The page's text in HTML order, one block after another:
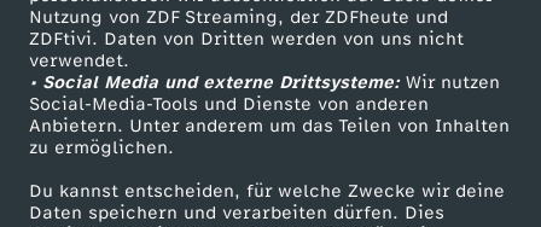
Nutzung von ZDF Streaming, der ZDFheute und
ZDFtivi. Daten von Dritten werden von uns nicht
verwendet.
• Social Media und externe Drittsysteme:Wir nutzen
Social-Media-Tools und Dienste von anderen
Anbietern. Unter anderem um das Teilen von Inhalten
zu ermöglichen.
Du kannst entscheiden, für welche Zwecke wir deine
Daten speichern und verarbeiten dürfen. Dies
.
0
8
ZDF Unternehmen
Karriere
ZDF goes Schule